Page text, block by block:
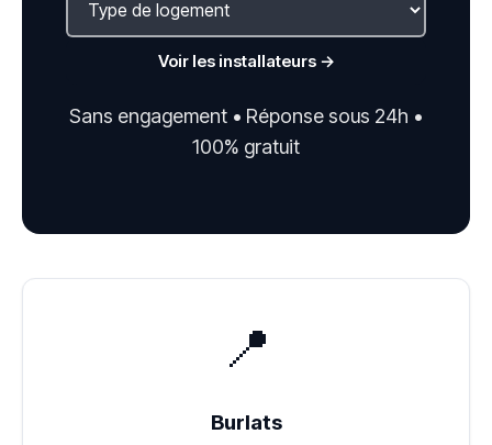
Voir les installateurs →
Sans engagement • Réponse sous 24h •
100% gratuit
📍
Burlats